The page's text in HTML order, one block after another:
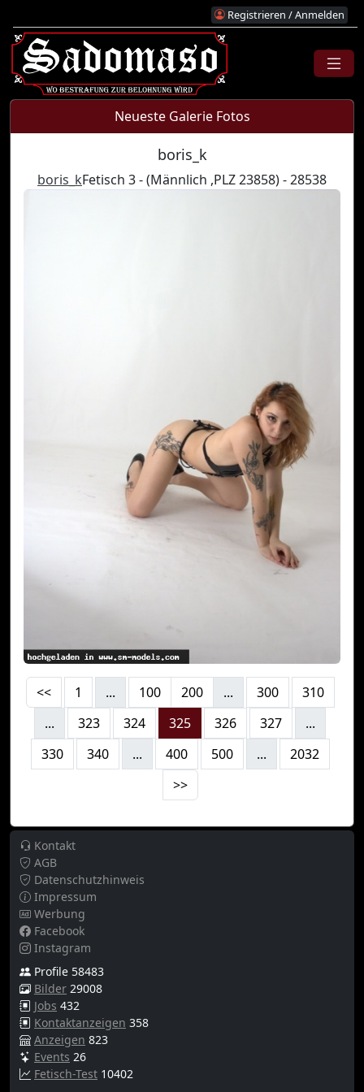
Registrieren / Anmelden
Neueste Galerie Fotos
boris_k
boris_kFetisch 3 - (Männlich ,PLZ 23858) - 28538
<< 1 ... 100 200 ... 300
310
...
323 324 325 326 327
...
330
340 ... 400 500 ...
2032
>>
Kontakt
AGB
Datenschutzhinweis
Impressum
Werbung
Facebook
Instagram
Profile 58483
Bilder 29008
Jobs 432
Kontaktanzeigen 358
Anzeigen 823
Events 26
Fetisch-Test 10402